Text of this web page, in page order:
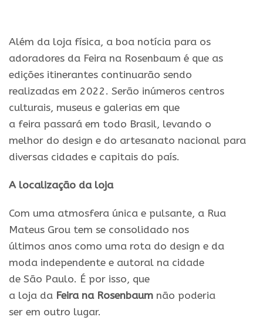
Além da loja física, a boa notícia para os
adoradores da Feira na Rosenbaum é que as
edições itinerantes continuarão sendo
realizadas em 2022. Serão inúmeros centros
culturais, museus e galerias em que
a feira passará em todo Brasil, levando o
melhor do design e do artesanato nacional para
diversas cidades e capitais do país.
A localização da loja
Com uma atmosfera única e pulsante, a Rua
Mateus Grou tem se consolidado nos
últimos anos como uma rota do design e da
moda independente e autoral na cidade
de São Paulo. É por isso, que
a loja da Feira na Rosenbaum não poderia
ser em outro lugar.